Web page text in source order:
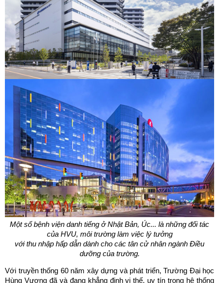
Một số bệnh viện danh tiếng ở Nhật Bản, Úc... là những đối tác
của HVU, môi trường làm việc lý tưởng
với thu nhập hấp dẫn dành cho các tân cử nhân ngành Điều
dưỡng của trường.
Với truyền thống 60 năm xây dựng và phát triển, Trường Đại học
Hùng Vương đã và đang khẳng định vị thế, uy tín trong hệ thống